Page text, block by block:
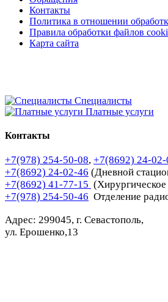
Контакты
Политика в отношении
Правила обработки файлов
Карта сайта
Специалисты
Платные услуги
Контакты
+7(978) 254-50-08, +7(8692) 24-02-
+7(8692) 24-02-46 (Дневной
+7(8692) 41-77-15 (Хирургическое
+7(978) 254-50-46 Отделение
Адрес: 299045, г. Севастополь,
ул. Ерошенко,13